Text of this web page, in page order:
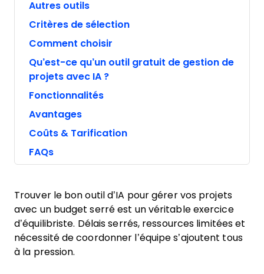
Autres outils
Critères de sélection
Comment choisir
Qu’est-ce qu’un outil gratuit de gestion de
projets avec IA ?
Fonctionnalités
Avantages
Coûts & Tarification
FAQs
Trouver le bon outil d’IA pour gérer vos projets
avec un budget serré est un véritable exercice
d’équilibriste. Délais serrés, ressources limitées et
nécessité de coordonner l’équipe s’ajoutent tous
à la pression.